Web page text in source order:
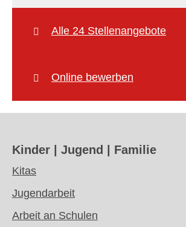
Alle 24 Stellenangebote
Online bewerben
Kinder | Jugend | Familie
Kitas
Jugendarbeit
Arbeit an Schulen